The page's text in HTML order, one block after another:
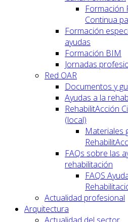
Formación
Continua
Formación
ayudas
Formación BIM
Jornadas
Red OAR
Documentos y
Ayudas a la
RehabilitAcción
(local)
Materiales
FAQs sobre las
rehabilitación
FAQS
Actualidad profesional
Arquitectura